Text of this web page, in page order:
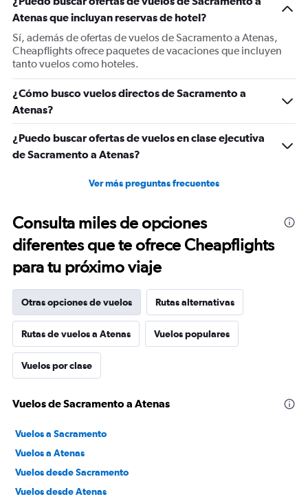
Y
axis
displaying
values.
Range:
0
1800.
Atenas que incluyan reservas de hotel?
Sí, además de ofertas de vuelos de Sacramento a Atenas,
Cheapflights ofrece paquetes de vacaciones que incluyen
tanto vuelos como hoteles.
¿Cómo busco vuelos directos de Sacramento a
Atenas?
¿Puedo buscar ofertas de vuelos en clase ejecutiva
de Sacramento a Atenas?
Ver más preguntas frecuentes
Consulta miles de opciones
diferentes que te ofrece Cheapflights
para tu próximo viaje
Otras opciones de vuelos Rutas alternativas
Rutas de vuelos a Atenas Vuelos populares
Vuelos por clase
Vuelos de Sacramento a Atenas
Vuelos a Sacramento
Vuelos a Atenas
Vuelos desde Sacramento
Vuelos desde Atenas